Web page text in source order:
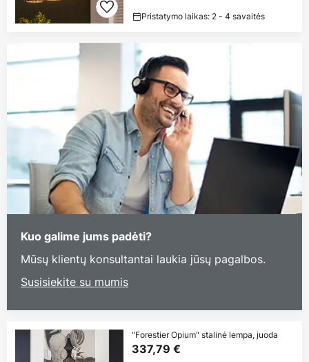
Pristatymo laikas: 2 - 4 savaitės
Kuo galime jums padėti?
Mūsų klientų konsultantai laukia jūsų pagalbos.
Susisiekite su mumis
"Forestier Opium" stalinė lempa, juoda
337,79 €